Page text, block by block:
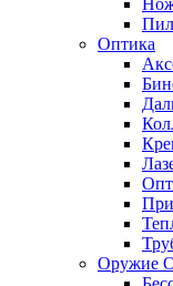
Оптика
Оружие